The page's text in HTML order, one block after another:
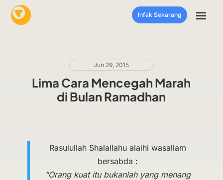
Infak Sekarang
Jun 29, 2015
Lima Cara Mencegah Marah
di Bulan Ramadhan
Rasulullah Shalallahu alaihi wasallam
bersabda :
“Orang kuat itu bukanlah yang menang